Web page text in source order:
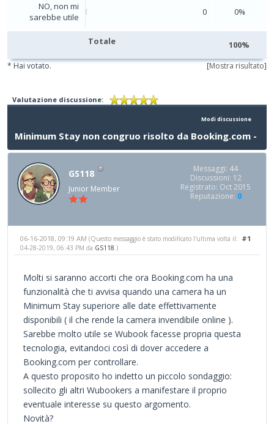
NO, non mi
sarebbe utile
0 0%
Totale 100%
* Hai votato. [Mostra risultato]
Valutazione discussione:
Modi discussione
Minimum Stay non congruo risolto da Booking.com -
GS118
Junior Member
Messaggi: 44
Discussioni: 12
Registrato: Oct 2015
Reputazione: 0
#1
06-16-2018, 09:19 AM (Questo messaggio è stato modificato l'ultima volta il:
04-28-2019, 06:43 PM da GS118 .)
Molti si saranno accorti che ora Booking.com ha una
funzionalità che ti avvisa quando una camera ha un
Minimum Stay superiore alle date effettivamente
disponibili ( il che rende la camera invendibile online ).
Sarebbe molto utile se Wubook facesse propria questa
tecnologia, evitandoci così di dover accedere a
Booking.com per controllare.
A questo proposito ho indetto un piccolo sondaggio:
sollecito gli altri Wubookers a manifestare il proprio
eventuale interesse su questo argomento.
Novità?